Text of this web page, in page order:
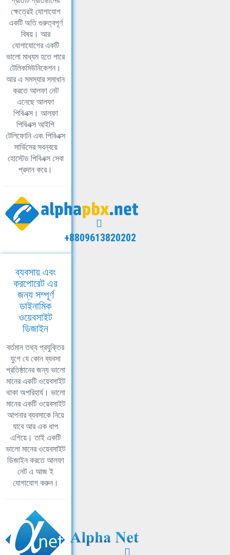
ক্ষেত্রেই যোগাযোগ
একটি অতি গুরুত্বপূর্ণ
বিষয়। আর
যোগাযোগের একটি
ভালো মাধ্যম হতে পারে
টেলিকমিউনিকেশন।
আর এ সমস্যার সমাধান
করতে আলফা নেট
এনেছে আলফা
পিবিএক্স। আলফা
পিবিএক্স আইপি
টেলিফোনি এবং পিবিএক্স
সার্ভিসের সবন্বয়ে
হোস্টেড পিবিএক্স সেবা
প্রদান করে।
+8809613820202
ব্যবসায় এবং
করপোরেট এর
জন্য সম্পূর্ণ
ডাইনামিক
ওয়েবসাইট
ডিজাইন
বর্তমান তথ্য প্রযুক্তির
যুগে যে কোন ব্যবসা
প্রতিষ্ঠানের জন্য ভালো
মানের একটি ওয়েবসাইট
থাকা অপরিহার্য। ভালো
মানের একটি ওয়েবসাইট
আপনার ব্যবসাকে নিয়ে
যাবে আর এক ধাপ
এগিয়ে। তাই একটি
ভালো মানের ওয়েবসাইট
ডিজাইন করতে আলফা
নেট এ আজ ই
যোগাযোগ করুন।